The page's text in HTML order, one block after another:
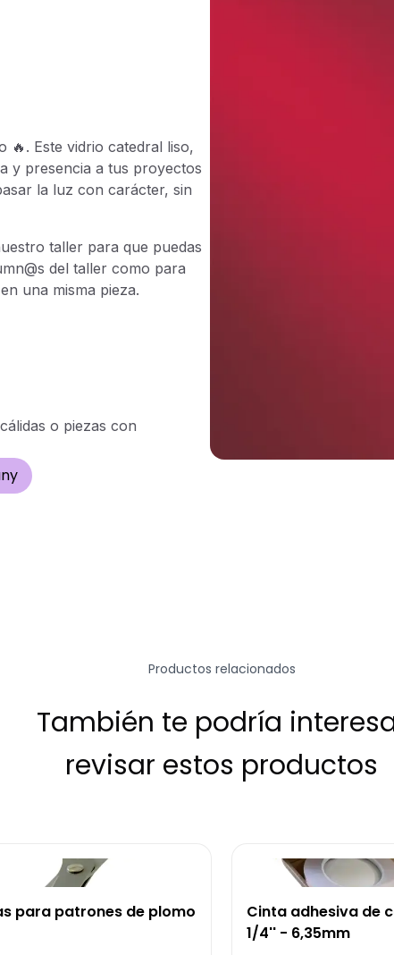
🔥. Este vidrio catedral liso,
y presencia a tus proyectos
la luz con carácter, sin
taller para que puedas
del taller como para
una misma pieza.
o piezas con
Productos relacionados
También te podría
revisar estos productos
para patrones de plomo
Cinta adhesiva de
1/4'' - 6,35mm